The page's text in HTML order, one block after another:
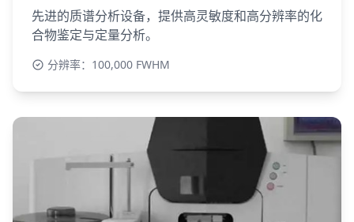
先进的质谱分析设备，提供高灵敏度和高分辨率的化
合物鉴定与定量分析。
分辨率：100,000 FWHM